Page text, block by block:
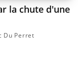
la chute d'une
Du Perret